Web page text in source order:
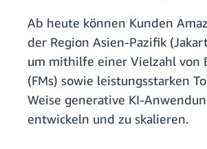
Ab heute können Kunden
der Region Asien-Pazifik
um mithilfe einer Vielzahl von
(FMs) sowie leistungsstarken
Weise generative KI-
entwickeln und zu skalieren.